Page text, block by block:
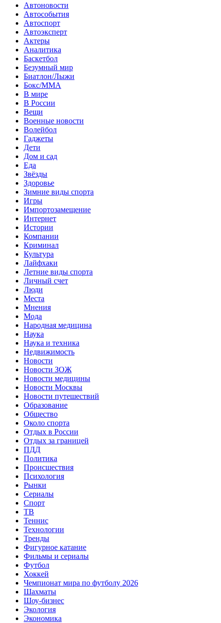
Автоновости
Автособытия
Автоспорт
Автоэксперт
Актеры
Аналитика
Баскетбол
Безумный мир
Биатлон/Лыжи
Бокс/MMA
В мире
В России
Вещи
Военные новости
Волейбол
Гаджеты
Дети
Дом и сад
Еда
Звёзды
Здоровье
Зимние виды спорта
Игры
Импортозамещение
Интернет
Истории
Компании
Криминал
Культура
Лайфхаки
Летние виды спорта
Личный счет
Люди
Места
Мнения
Мода
Народная медицина
Наука
Наука и техника
Недвижимость
Новости
Новости ЗОЖ
Новости медицины
Новости Москвы
Новости путешествий
Образование
Общество
Около спорта
Отдых в России
Отдых за границей
ПДД
Политика
Происшествия
Психология
Рынки
Сериалы
Спорт
ТВ
Теннис
Технологии
Тренды
Фигурное катание
Фильмы и сериалы
Футбол
Хоккей
Чемпионат мира по футболу 2026
Шахматы
Шоу-бизнес
Экология
Экономика